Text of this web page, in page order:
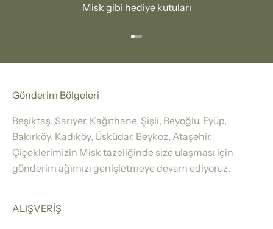
Misk gibi hediye kutuları
1 ögesine git
2 ögesine git
3 ögesine git
Gönderim Bölgeleri
Beşiktaş, Sarıyer, Kağıthane, Şişli, Beyoğlu, Eyüp,
Bakırköy, Kadıköy, Üsküdar, Beykoz, Ataşehir.
Çiçeklerimizin Misk tazeliğinde size ulaşması için
gönderim ağımızı genişletmeye devam ediyoruz.
ALIŞVERİŞ